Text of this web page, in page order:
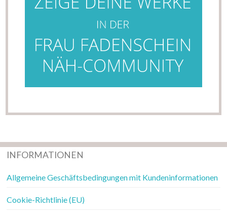
INFORMATIONEN
Allgemeine Geschäftsbedingungen mit Kundeninformationen
Cookie-Richtlinie (EU)